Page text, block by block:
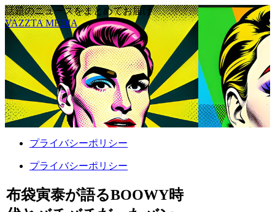
話題のニュースをまとめてお届け
VAZZTA MEDIA
プライバシーポリシー
プライバシーポリシー
布袋寅泰が語るBOOWY時